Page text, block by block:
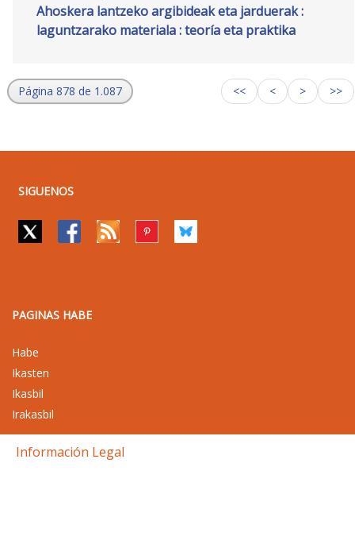
Ahoskera lantzeko argibideak eta jarduerak :
laguntzarako materiala : teoría eta praktika
Página 878 de 1.087 << < > >>
SIGUENOS
PAGINAS HABE
Habe
Ikasten
Ikasbil
Irakasbil
Información Legal